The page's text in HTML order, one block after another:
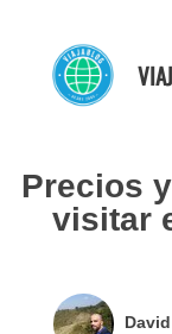
contenido
Precios
visitar